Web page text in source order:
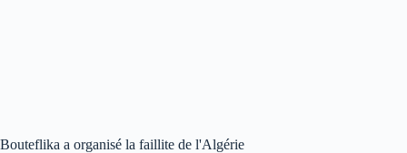
Bouteflika a organisé la faillite de l'Algérie